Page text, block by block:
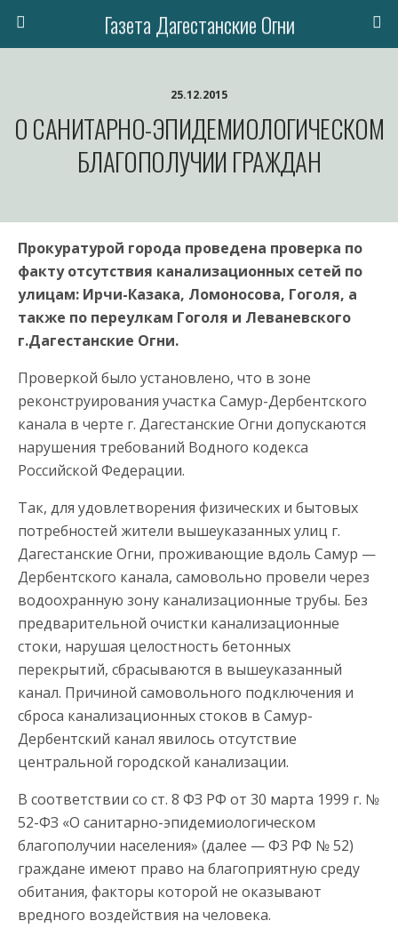
Газета Дагестанские Огни
25.12.2015
О САНИТАРНО-ЭПИДЕМИОЛОГИЧЕСКОМ
БЛАГОПОЛУЧИИ ГРАЖДАН
Прокуратурой города проведена проверка по
факту отсутствия канализационных сетей по
улицам: Ирчи-Казака, Ломоносова, Гоголя, а
также по переулкам Гоголя и Леваневского
г.Дагестанские Огни.
Проверкой было установлено, что в зоне
реконструирования участка Самур-Дербентского
канала в черте г. Дагестанские Огни допускаются
нарушения требований Водного кодекса
Российской Федерации.
Так, для удовлетворения физических и бытовых
потребностей жители вышеуказанных улиц г.
Дагестанские Огни, проживающие вдоль Самур —
Дербентского канала, самовольно провели через
водоохранную зону канализационные трубы. Без
предварительной очистки канализационные
стоки, нарушая целостность бетонных
перекрытий, сбрасываются в вышеуказанный
канал. Причиной самовольного подключения и
сброса канализационных стоков в Самур-
Дербентский канал явилось отсутствие
центральной городской канализации.
В соответствии со ст. 8 ФЗ РФ от 30 марта 1999 г. №
52-ФЗ «О санитарно-эпидемиологическом
благополучии населения» (далее — ФЗ РФ № 52)
граждане имеют право на благоприятную среду
обитания, факторы которой не оказывают
вредного воздействия на человека.